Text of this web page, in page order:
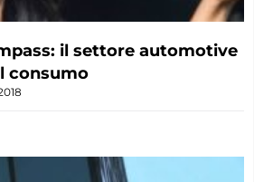
il settore automotive
consumo